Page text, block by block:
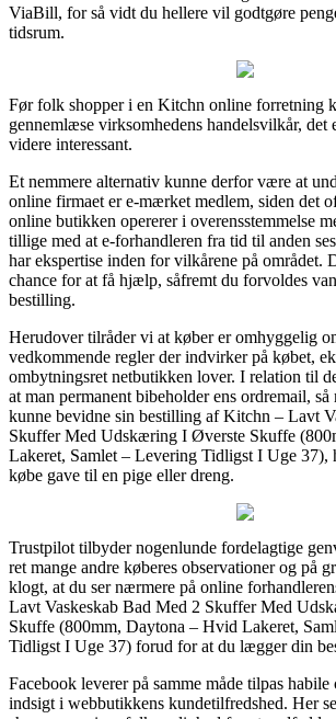
ViaBill, for så vidt du hellere vil godtgøre
tidsrum.
Før folk shopper i en Kitchn online forretning
gennemlæse virksomhedens handelsvilkår, det
videre interessant.
Et nemmere alternativ kunne derfor være at
online firmaet er e-mærket medlem, siden det
online butikken opererer i overensstemmelse
tillige med at e-forhandleren fra tid til anden
har ekspertise inden for vilkårene på området.
chance for at få hjælp, såfremt du forvoldes
bestilling.
Herudover tilråder vi at køber er omhyggelig
vedkommende regler der indvirker på købet,
ombytningsret netbutikken lover. I relation til
at man permanent bibeholder ens ordremail,
kunne bevidne sin bestilling af Kitchn – Lavt
Skuffer Med Udskæring I Øverste Skuffe
Lakeret, Samlet – Levering Tidligst I Uge 37),
købe gave til en pige eller dreng.
Trustpilot tilbyder nogenlunde fordelagtige
ret mange andre køberes observationer og på
klogt, at du ser nærmere på online
Lavt Vaskeskab Bad Med 2 Skuffer Med
Skuffe (800mm, Daytona – Hvid Lakeret,
Tidligst I Uge 37) forud for at du lægger din
Facebook leverer på samme måde tilpas habile
indsigt i webbutikkens kundetilfredshed. Her